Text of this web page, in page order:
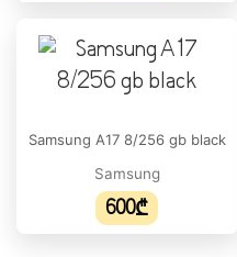
Samsung A17 8/256 gb black
Samsung
600₾